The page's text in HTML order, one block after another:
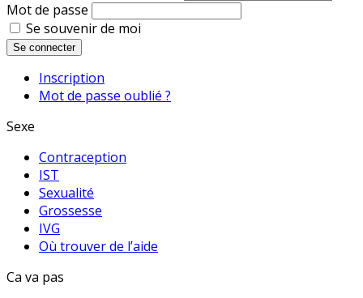
Mot de passe
Se souvenir de moi
Se connecter
Inscription
Mot de passe oublié ?
Sexe
Contraception
IST
Sexualité
Grossesse
IVG
Où trouver de l’aide
Ca va pas